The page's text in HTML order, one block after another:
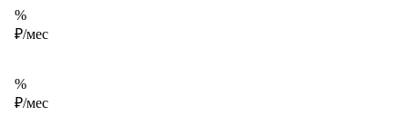
%
₽/мес
%
₽/мес